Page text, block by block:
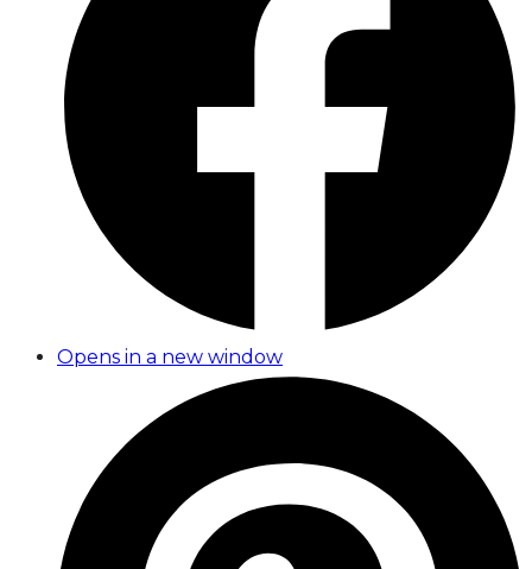
Opens in a new window